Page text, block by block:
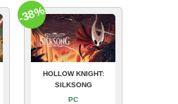
HOLLOW KNIGHT:
SILKSONG
PC
-38%